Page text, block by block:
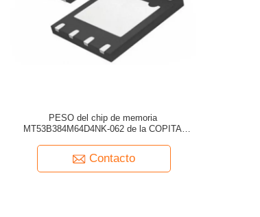
PESO del chip de memoria
MT53B384M64D4NK-062 de la COPITA
Contacto